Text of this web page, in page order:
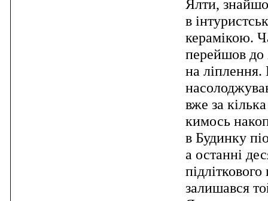
Ялти,
в
керамікою.
перейшов до
на
вже за
кимось
в Будинку
а останні
залишався